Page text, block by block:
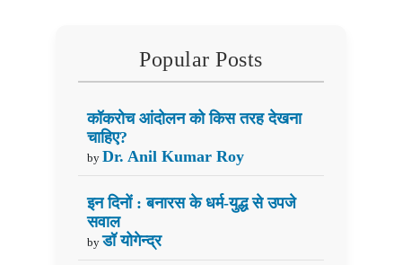
Popular Posts
कॉकरोच आंदोलन को किस तरह देखना
चाहिए?
by Dr. Anil Kumar Roy
इन दिनों : बनारस के धर्म-युद्ध से उपजे
सवाल
by डॉ योगेन्द्र